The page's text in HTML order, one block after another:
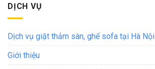
DỊCH VỤ
Dịch vụ giặt thảm sàn, ghế sofa tại Hà Nội
Giới thiệu